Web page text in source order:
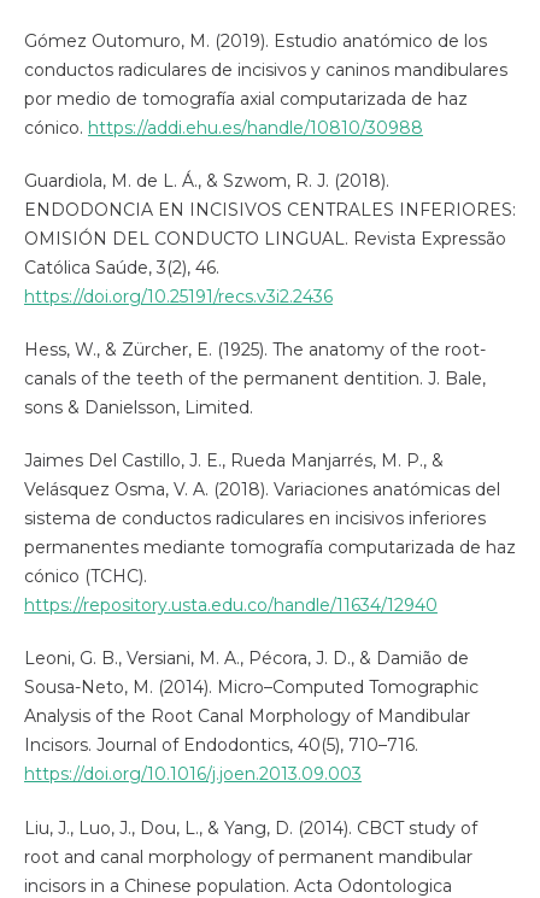
Gómez Outomuro, M. (2019). Estudio anatómico de los
conductos radiculares de incisivos y caninos mandibulares
por medio de tomografía axial computarizada de haz
cónico. https://addi.ehu.es/handle/10810/30988
Guardiola, M. de L. Á., & Szwom, R. J. (2018).
ENDODONCIA EN INCISIVOS CENTRALES INFERIORES:
OMISIÓN DEL CONDUCTO LINGUAL. Revista Expressão
Católica Saúde, 3(2), 46.
https://doi.org/10.25191/recs.v3i2.2436
Hess, W., & Zürcher, E. (1925). The anatomy of the root-
canals of the teeth of the permanent dentition. J. Bale,
sons & Danielsson, Limited.
Jaimes Del Castillo, J. E., Rueda Manjarrés, M. P., &
Velásquez Osma, V. A. (2018). Variaciones anatómicas del
sistema de conductos radiculares en incisivos inferiores
permanentes mediante tomografía computarizada de haz
cónico (TCHC).
https://repository.usta.edu.co/handle/11634/12940
Leoni, G. B., Versiani, M. A., Pécora, J. D., & Damião de
Sousa-Neto, M. (2014). Micro–Computed Tomographic
Analysis of the Root Canal Morphology of Mandibular
Incisors. Journal of Endodontics, 40(5), 710–716.
https://doi.org/10.1016/j.joen.2013.09.003
Liu, J., Luo, J., Dou, L., & Yang, D. (2014). CBCT study of
root and canal morphology of permanent mandibular
incisors in a Chinese population. Acta Odontologica